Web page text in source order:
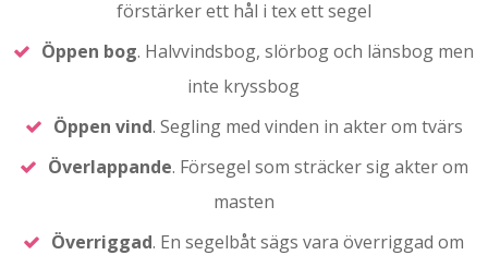
förstärker ett hål i tex ett segel
Öppen bog. Halvvindsbog, slörbog och länsbog men
inte kryssbog
Öppen vind. Segling med vinden in akter om tvärs
Överlappande. Försegel som sträcker sig akter om
masten
Överriggad. En segelbåt sägs vara överriggad om